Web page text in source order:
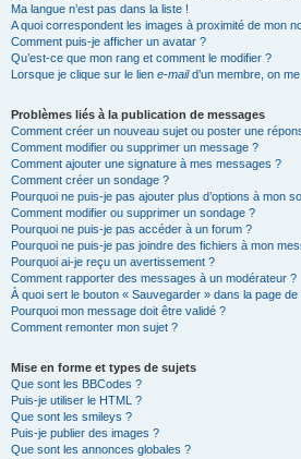
Ma langue n’est pas dans la liste !
A quoi correspondent les images à proximité de mon
Comment puis-je afficher un avatar ?
Qu’est-ce que mon rang et comment le modifier ?
Lorsque je clique sur le lien e-maild’un membre, on
Problèmes liés à la publication de messages
Comment créer un nouveau sujet ou poster une
Comment modifier ou supprimer un message ?
Comment ajouter une signature à mes messages ?
Comment créer un sondage ?
Pourquoi ne puis-je pas ajouter plus d’options à mon
Comment modifier ou supprimer un sondage ?
Pourquoi ne puis-je pas accéder à un forum ?
Pourquoi ne puis-je pas joindre des fichiers à mon
Pourquoi ai-je reçu un avertissement ?
Comment rapporter des messages à un modérateur ?
À quoi sert le bouton « Sauvegarder » dans la page
Pourquoi mon message doit être validé ?
Comment remonter mon sujet ?
Mise en forme et types de sujets
Que sont les BBCodes ?
Puis-je utiliser le HTML ?
Que sont les smileys ?
Puis-je publier des images ?
Que sont les annonces globales ?